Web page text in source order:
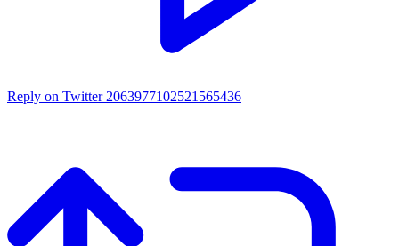
Reply on Twitter 2063977102521565436